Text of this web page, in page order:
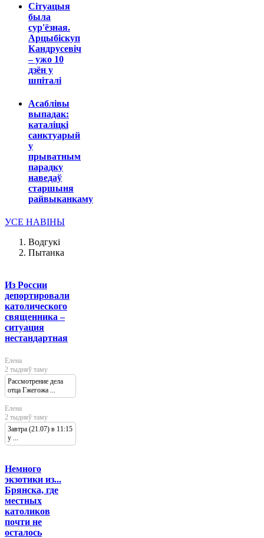
Сітуацыя
была
сур'ёзная.
Арцыбіскуп
Кандрусевіч
– ужо 10
дзён у
шпіталі
Асаблівы
выпадак:
каталіцкі
санктуарый
у
прыватным
парадку
наведаў
старшыня
райвыканкаму
УСЕ НАВІНЫ
Водгукі
Пытанка
Из России
депортировали
католического
священника –
ситуация
нестандартная
Елена
2 тыдняў таму
Рассмотрение дела
отца Гжегожа ...
Елена
2 тыдняў таму
Завтра (21.07) в 11:15
у ...
Немного
экзотики из...
Брянска, где
местных
католиков
почти не
осталось